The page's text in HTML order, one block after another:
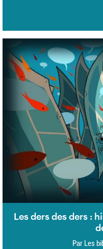
Les ders des ders :
Par Les